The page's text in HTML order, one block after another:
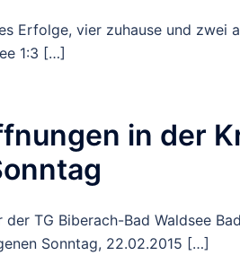
Erfolge, vier zuhause und zwei
1:3 […]
in der
TG Biberach-Bad Waldsee
Sonntag, 22.02.2015 […]